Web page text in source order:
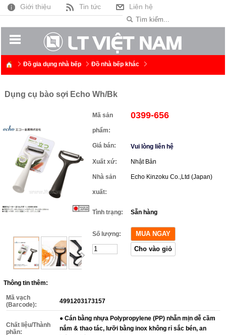
Giới thiệu Tin tức Liên hệ
Đồ gia dụng nhà bếp Đồ nhà bếp khác
Dụng cụ bào sợi Echo Wh/Bk
Mã sản
phẩm:
0399-656
Giá bán: Vui lòng liên hệ
Xuất xứ: Nhật Bản
Nhà sản
xuất:
Echo Kinzoku Co.,Ltd (Japan)
Tình trạng: Sẵn hàng
Số lượng:
Thông tin thêm:
Mã vạch
(Barcode):
4991203173157
Chất liệu/Thành
phần:
● Cán bằng nhựa Polypropylene (PP) nhẵn mịn dễ cầm
nắm & thao tác, lưỡi bằng inox không rỉ sắc bén, an